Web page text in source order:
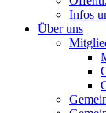
Infos
Über uns